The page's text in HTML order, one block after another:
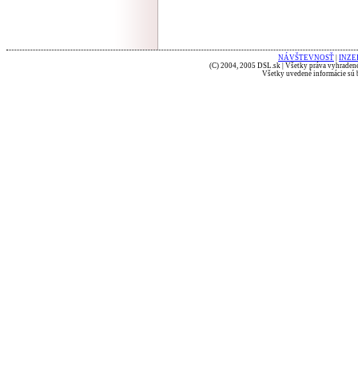
NÁVŠTEVNOSŤ
(C) 2004, 2005 DSL.sk | Všetky práva
Všetky uvedené informácie sú